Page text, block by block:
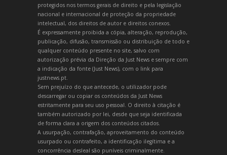
protegidos nos termos gerais de direito e pela legislação
nacional e internacional de proteção da propriedade
intelectual, dos direitos de autor e direitos conexos.
É expressamente proibida a cópia, alteração, reprodução,
publicação, difusão, transmissão ou distribuição de todo e
qualquer conteúdo presente no site, salvo com
autorização prévia da Direção da Just News e sempre com
a indicação da fonte (Just News), com o link para
justnews.pt.
Sem prejuízo do que antecede, o utilizador pode
descarregar ou copiar os conteúdos da Just News
estritamente para seu uso pessoal. O direito à citação é
também autorizado por lei, desde que seja identificada
de forma clara a origem dos conteúdos citados.
A usurpação, contrafação, aproveitamento do conteúdo
usurpado ou contrafeito, a identificação ilegítima e a
concorrência desleal são puníveis criminalmente.